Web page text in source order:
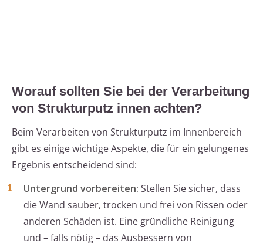
Worauf sollten Sie bei der Verarbeitung
von Strukturputz innen achten?
Beim Verarbeiten von Strukturputz im Innenbereich
gibt es einige wichtige Aspekte, die für ein gelungenes
Ergebnis entscheidend sind:
Untergrund vorbereiten: Stellen Sie sicher, dass
die Wand sauber, trocken und frei von Rissen oder
anderen Schäden ist. Eine gründliche Reinigung
und – falls nötig – das Ausbessern von